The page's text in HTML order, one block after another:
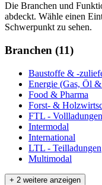
Die Branchen und
abdeckt. Wähle einen
Schwerpunkt zu sehen.
Branchen (11)
Baustoffe & -
Energie (Gas, Öl
Food & Pharma
Forst- &
FTL - Vollladungen
Intermodal
International
LTL - Teilladungen
Multimodal
+ 2 weitere anzeigen